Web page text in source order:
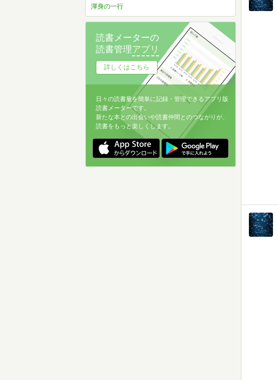
渾身の一行
読書メーターの
読書管理アプリ
詳しくはこちら
日々の読書量を簡単に記録・管理できるアプリ版
読書メーターです。
新たな本との出会いや読書仲間とのつながりが、
読書をもっと楽しくします。